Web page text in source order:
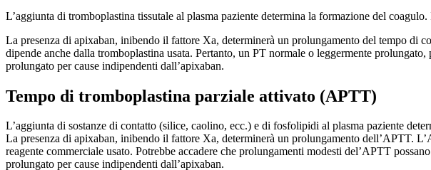
L’aggiunta di tromboplastina tissutale al plasma paziente determina la formazione del
La presenza di apixaban, inibendo il fattore Xa, determinerà un prolungamento del tempo di
dipende anche dalla tromboplastina usata. Pertanto, un PT normale o leggermente
prolungato per cause indipendenti dall’apixaban.
Tempo di tromboplastina parziale attivato (APTT)
L’aggiunta di sostanze di contatto (silice, caolino, ecc.) e di fosfolipidi al plasma paziente
La presenza di apixaban, inibendo il fattore Xa, determinerà un prolungamento dell’APTT.
reagente commerciale usato. Potrebbe accadere che prolungamenti modesti del’APTT
prolungato per cause indipendenti dall’apixaban.